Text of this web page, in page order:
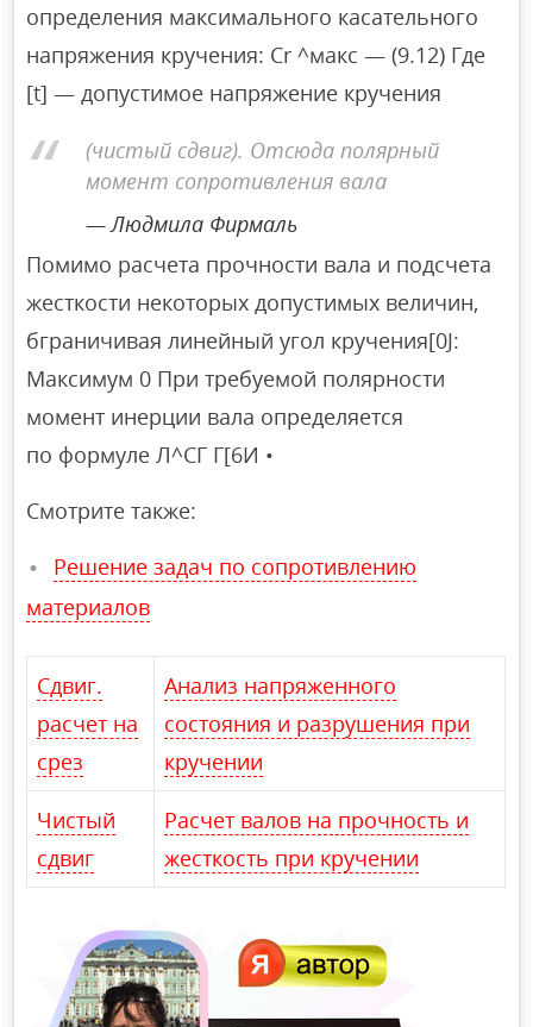
определения максимального касательного
напряжения кручения: Cr ^макс — (9.12) Где
[t] — допустимое напряжение кручения
(чистый сдвиг). Отсюда полярный
момент сопротивления вала
Людмила Фирмаль
Помимо расчета прочности вала и подсчета
жесткости некоторых допустимых величин,
бграничивая линейный угол кручения[0J:
Максимум 0 При требуемой полярности
момент инерции вала определяется
по формуле Л^СГ Г[6И •
Смотрите также:
Решение задач по сопротивлению
материалов
Сдвиг.
расчет на
срез
Анализ напряженного
состояния и разрушения при
кручении
Чистый
сдвиг
Расчет валов на прочность и
жесткость при кручении